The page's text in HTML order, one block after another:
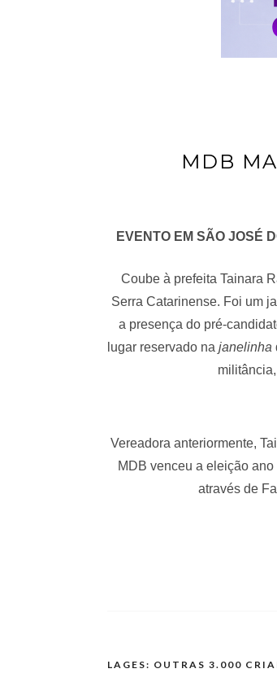
MDB
EVENTO EM SÃO JOSÉ
Coube à prefeita Tainara
Serra Catarinense. Foi um
a presença do pré-
lugar reservado na janelinha
Vereadora anteriormente,
MDB venceu a eleição
através de
LAGES: OUTRAS 3.000